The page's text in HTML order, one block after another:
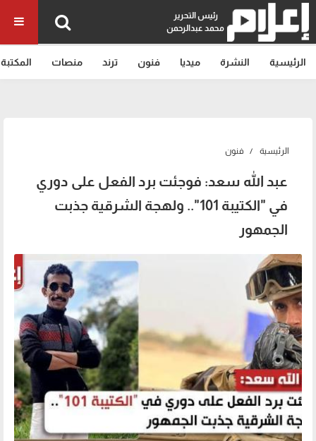
رئيس التحرير
محمد عبدالرحمن
الرئيسية النشرة ميديا فنون ترند منصات المكتبة
الرئيسية فنون
عبد الله سعد: فوجئت برد الفعل على دوري
في "الكتيبة 101".. ولهجة الشرقية جذبت
الجمهور